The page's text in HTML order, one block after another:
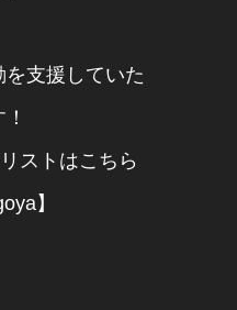
を支援していた
ストはこちら
】